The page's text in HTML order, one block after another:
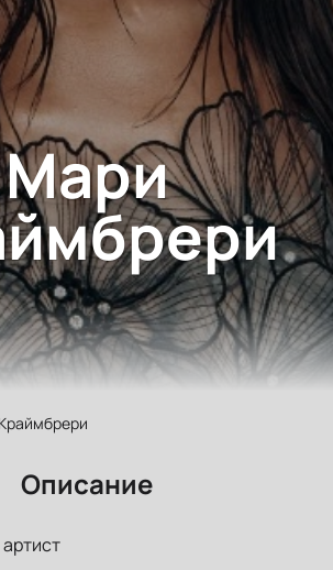
Мари
Описание
артист